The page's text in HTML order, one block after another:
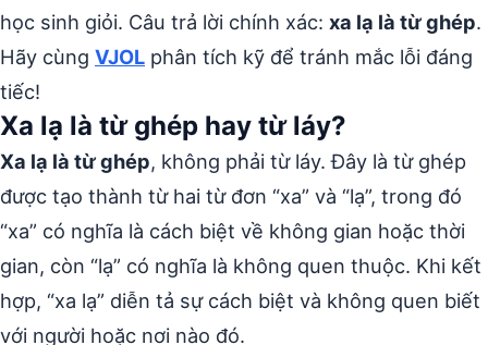
học sinh giỏi. Câu trả lời chính xác: xa lạ là từ ghép.
Hãy cùng VJOL phân tích kỹ để tránh mắc lỗi đáng
tiếc!
Xa lạ là từ ghép hay từ láy?
Xa lạ là từ ghép, không phải từ láy. Đây là từ ghép
được tạo thành từ hai từ đơn “xa” và “lạ”, trong đó
“xa” có nghĩa là cách biệt về không gian hoặc thời
gian, còn “lạ” có nghĩa là không quen thuộc. Khi kết
hợp, “xa lạ” diễn tả sự cách biệt và không quen biết
với người hoặc nơi nào đó.